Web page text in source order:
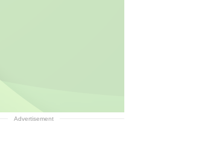
Advertisement